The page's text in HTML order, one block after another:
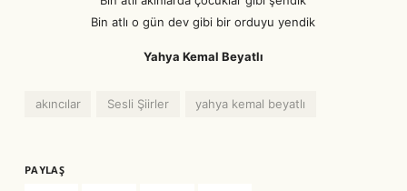
Bin atlı o gün dev gibi bir orduyu yendik
Yahya Kemal Beyatlı
akıncılar Sesli Şiirler yahya kemal beyatlı
PAYLAŞ